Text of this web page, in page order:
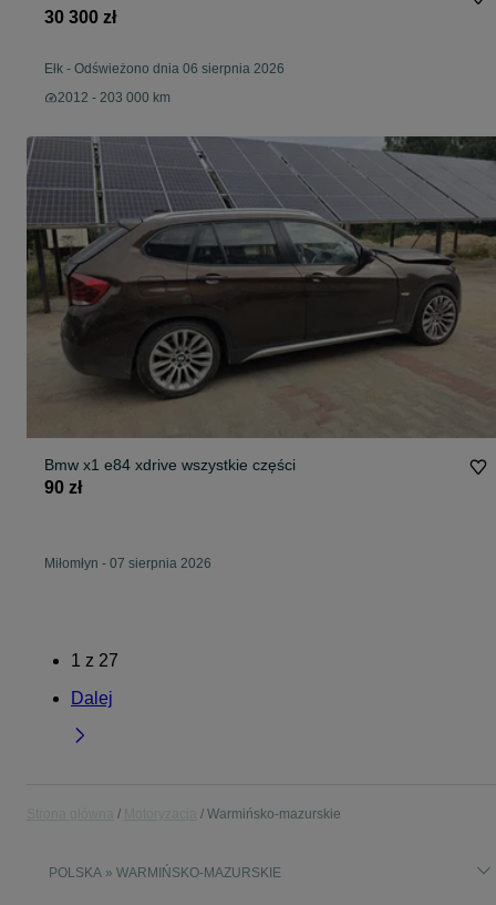
30 300 zł
Ełk - Odświeżono dnia 06 sierpnia 2026
2012 - 203 000 km
Bmw x1 e84 xdrive wszystkie części
90 zł
Miłomłyn - 07 sierpnia 2026
1 z 27
Dalej
Warmińsko-mazurskie
POLSKA » WARMIŃSKO-MAZURSKIE